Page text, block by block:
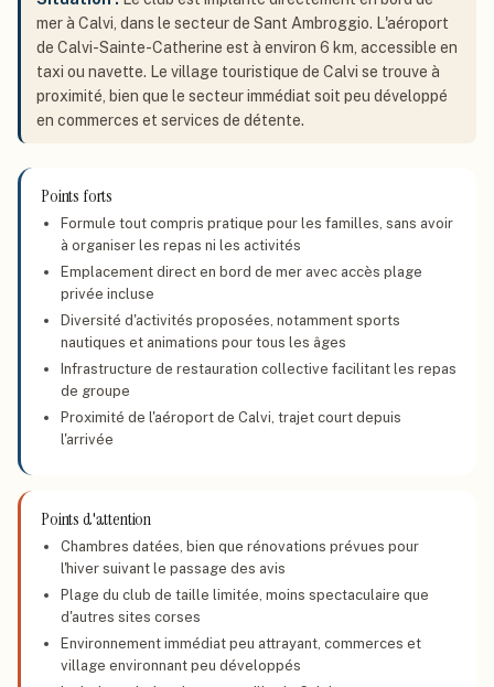
mer à Calvi, dans le secteur de Sant Ambroggio. L'aéroport
de Calvi-Sainte-Catherine est à environ 6 km, accessible en
taxi ou navette. Le village touristique de Calvi se trouve à
proximité, bien que le secteur immédiat soit peu développé
en commerces et services de détente.
Points forts
Formule tout compris pratique pour les familles, sans avoir
à organiser les repas ni les activités
Emplacement direct en bord de mer avec accès plage
privée incluse
Diversité d'activités proposées, notamment sports
nautiques et animations pour tous les âges
Infrastructure de restauration collective facilitant les repas
de groupe
Proximité de l'aéroport de Calvi, trajet court depuis
l'arrivée
Points d'attention
Chambres datées, bien que rénovations prévues pour
l'hiver suivant le passage des avis
Plage du club de taille limitée, moins spectaculaire que
d'autres sites corses
Environnement immédiat peu attrayant, commerces et
village environnant peu développés